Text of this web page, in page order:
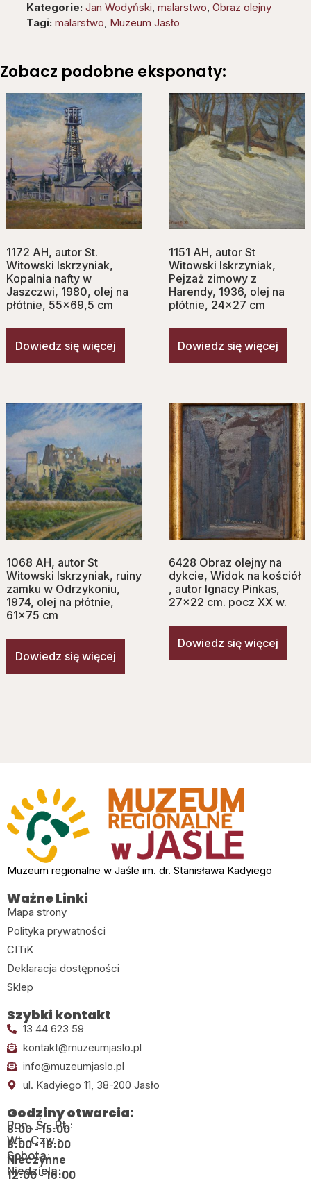
Kategorie: Jan Wodyński, malarstwo, Obraz olejny
Tagi: malarstwo, Muzeum Jasło
Zobacz podobne eksponaty:
1172 AH, autor St.
Witowski Iskrzyniak,
Kopalnia nafty w
Jaszczwi, 1980, olej na
płótnie, 55×69,5 cm
Dowiedz się więcej
1151 AH, autor St
Witowski Iskrzyniak,
Pejzaż zimowy z
Harendy, 1936, olej na
płótnie, 24×27 cm
Dowiedz się więcej
1068 AH, autor St
Witowski Iskrzyniak, ruiny
zamku w Odrzykoniu,
1974, olej na płótnie,
61×75 cm
Dowiedz się więcej
6428 Obraz olejny na
dykcie, Widok na kościół
, autor Ignacy Pinkas,
27×22 cm. pocz XX w.
Dowiedz się więcej
Muzeum regionalne w Jaśle im. dr. Stanisława Kadyiego
Ważne Linki
Mapa strony
Polityka prywatności
CITiK
Deklaracja dostępności
Sklep
Szybki kontakt
13 44 623 59
kontakt@muzeumjaslo.pl
info@muzeumjaslo.pl
ul. Kadyiego 11, 38-200 Jasło
Godziny otwarcia:
Pon., Śr., Pt.:
8:00 - 15:00
Wt., Czw.:
8:00 - 18:00
Sobota:
Nieczynne
Niedziela:
12:00 - 16:00